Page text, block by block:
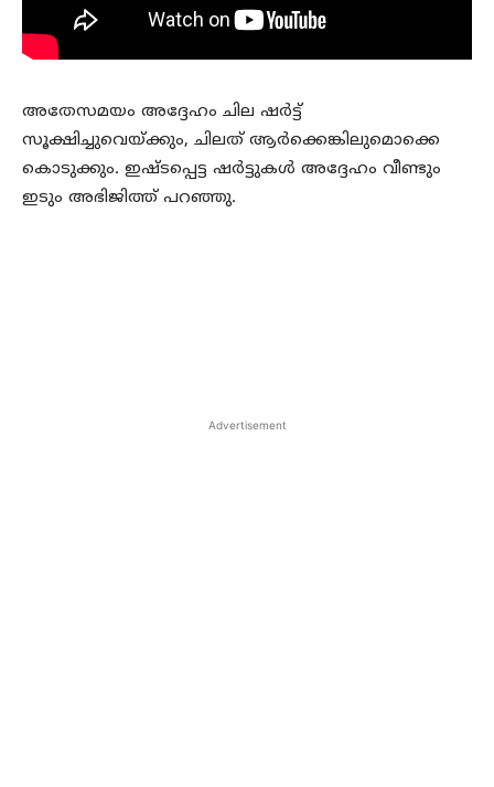
അതേസമയം അദ്ദേഹം ചില ഷർട്ട്
സൂക്ഷിച്ചുവെയ്ക്കും, ചിലത് ആർക്കെങ്കിലുമൊക്കെ
കൊടുക്കും. ഇഷ്ടപ്പെട്ട ഷർട്ടുകൾ അദ്ദേഹം വീണ്ടും
ഇടും അഭിജിത്ത് പറഞ്ഞു.
Advertisement